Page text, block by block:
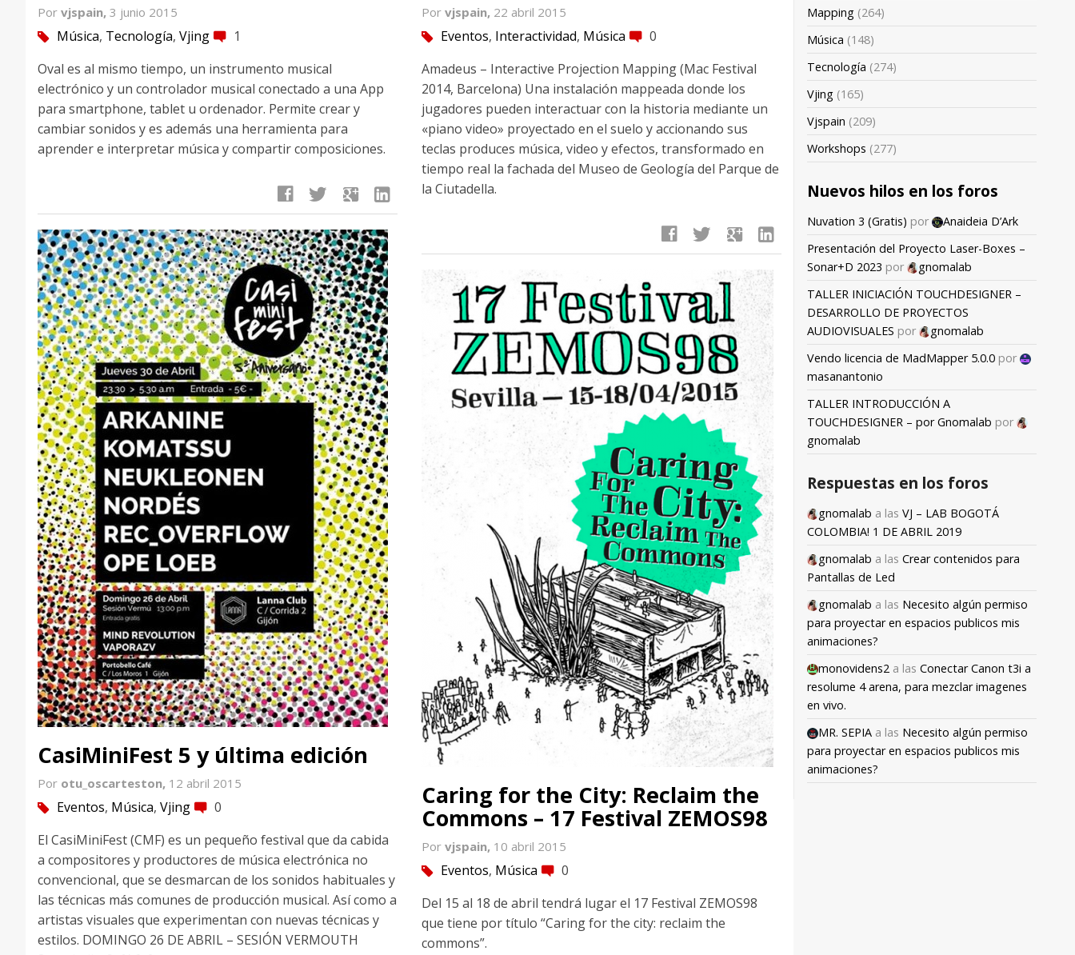
Por vjspain, 3 junio 2015
tag Música, Tecnología, Vjing comment 1
Oval es al mismo tiempo, un instrumento musical
electrónico y un controlador musical conectado a una App
para smartphone, tablet u ordenador. Permite crear y
cambiar sonidos y es además una herramienta para
aprender e interpretar música y compartir composiciones.
facebook twitter google linkedin
Por vjspain, 22 abril 2015
tag Eventos, Interactividad, Música comment 0
Amadeus – Interactive Projection Mapping (Mac Festival
2014, Barcelona) Una instalación mappeada donde los
jugadores pueden interactuar con la historia mediante un
«piano video» proyectado en el suelo y accionando sus
teclas produces música, video y efectos, transformado en
tiempo real la fachada del Museo de Geología del Parque de
la Ciutadella.
facebook twitter google linkedin
CasiMiniFest 5 y última edición
Por otu_oscarteston, 12 abril 2015
tag Eventos, Música, Vjing comment 0
El CasiMiniFest (CMF) es un pequeño festival que da cabida
a compositores y productores de música electrónica no
convencional, que se desmarcan de los sonidos habituales y
las técnicas más comunes de producción musical. Así como a
artistas visuales que experimentan con nuevas técnicas y
estilos. DOMINGO 26 DE ABRIL – SESIÓN VERMOUTH
Caring for the City: Reclaim the
Commons – 17 Festival ZEMOS98
Por vjspain, 10 abril 2015
tag Eventos, Música comment 0
Del 15 al 18 de abril tendrá lugar el 17 Festival ZEMOS98
que tiene por título “Caring for the city: reclaim the
commons”.
Mapping (264)
Música (148)
Tecnología (274)
Vjing (165)
Vjspain (209)
Workshops (277)
Nuevos hilos en los foros
Nuvation 3 (Gratis) por
Anaideia D’Ark
Presentación del Proyecto Laser-Boxes –
Sonar+D 2023 por
gnomalab
TALLER INICIACIÓN TOUCHDESIGNER –
DESARROLLO DE PROYECTOS
AUDIOVISUALES por
gnomalab
Vendo licencia de MadMapper 5.0.0 por
masanantonio
TALLER INTRODUCCIÓN A
TOUCHDESIGNER – por Gnomalab por
gnomalab
Respuestas en los foros
gnomalab a las VJ – LAB BOGOTÁ
COLOMBIA! 1 DE ABRIL 2019
gnomalab a las Crear contenidos para
Pantallas de Led
gnomalab a las Necesito algún permiso
para proyectar en espacios publicos mis
animaciones?
monovidens2 a las Conectar Canon t3i a
resolume 4 arena, para mezclar imagenes
en vivo.
MR. SEPIA a las Necesito algún permiso
para proyectar en espacios publicos mis
animaciones?